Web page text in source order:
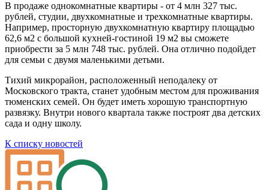
В продаже однокомнатные квартиры - от 4 млн 327 тыс.
рублей, студии, двухкомнатные и трехкомнатные квартиры.
Например, просторную двухкомнатную квартиру площадью
62,6 м2 с большой кухней-гостиной 19 м2 вы сможете
приобрести за 5 млн 748 тыс. рублей. Она отлично подойдет
для семьи с двумя маленькими детьми.
Тихий микрорайон, расположенный неподалеку от
Московского тракта, станет удобным местом для проживания
тюменских семей. Он будет иметь хорошую транспортную
развязку. Внутри нового квартала также построят два детских
сада и одну школу.
К списку новостей